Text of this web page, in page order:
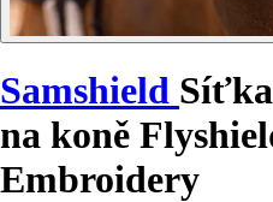
Samshield
na koně
Embroidery